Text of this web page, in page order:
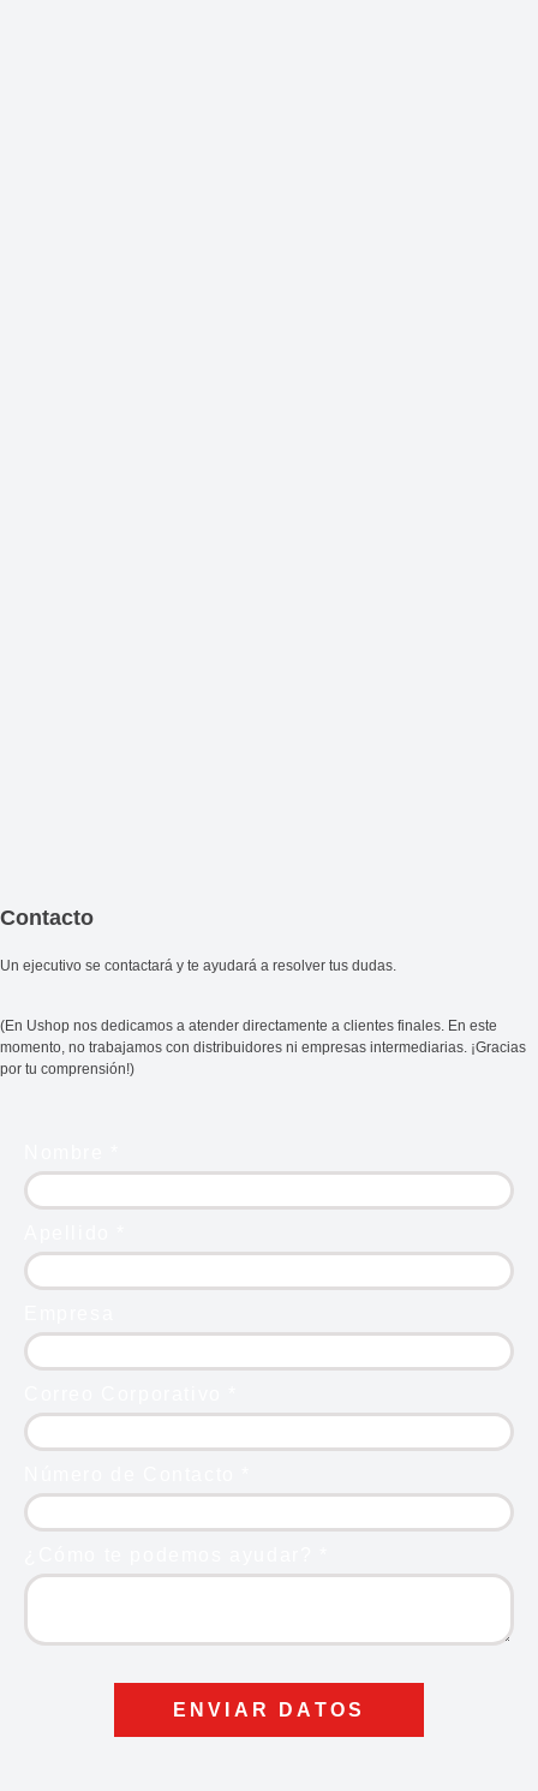
Contacto
Un ejecutivo se contactará y te ayudará a resolver tus dudas.
(En Ushop nos dedicamos a atender directamente a clientes finales. En este
momento, no trabajamos con distribuidores ni empresas intermediarias. ¡Gracias
por tu comprensión!)